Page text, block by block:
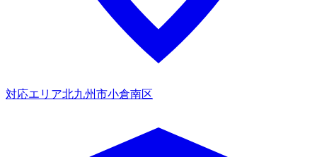
対応エリア北九州市小倉南区